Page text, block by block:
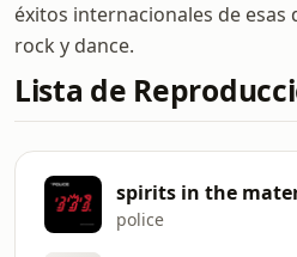
éxitos internacionales de esas
rock y dance.
Lista de
spirits in the
police